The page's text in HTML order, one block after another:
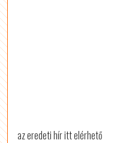
az eredeti hír itt elérhető